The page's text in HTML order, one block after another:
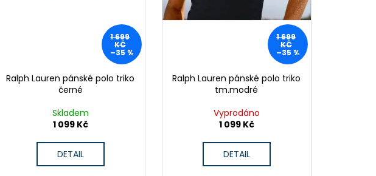
1 699
KČ
–35 %
Ralph Lauren pánské polo triko
černé
Skladem
1 099 Kč
DETAIL
1 699
KČ
–35 %
Ralph Lauren pánské polo triko
tm.modré
Vyprodáno
1 099 Kč
DETAIL